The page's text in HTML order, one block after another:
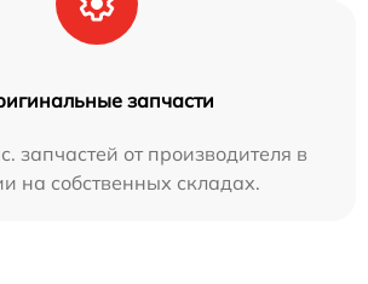
запчасти
запчастей от производителя в
на собственных складах.